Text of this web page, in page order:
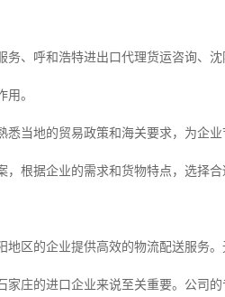
、呼和浩特进出口代理货运咨询、
。
当地的贸易政策和海关要求，为企
根据企业的需求和货物特点，选择
区的企业提供高效的物流配送服务。
庄的进口企业来说至关重要。公司